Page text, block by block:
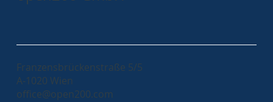
Franzensbrückenstraße 5/5
A-1020 Wien
office@open200.com